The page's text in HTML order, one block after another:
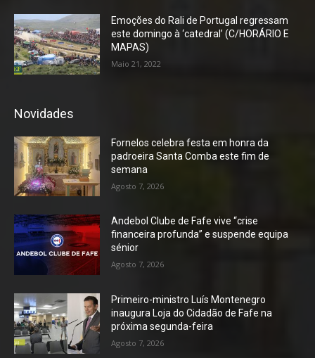
Emoções do Rali de Portugal regressam
este domingo à ‘catedral’ (C/HORÁRIO E
MAPAS)
Maio 21, 2022
Novidades
Fornelos celebra festa em honra da
padroeira Santa Comba este fim de
semana
Agosto 7, 2026
Andebol Clube de Fafe vive “crise
financeira profunda” e suspende equipa
sénior
Agosto 7, 2026
Primeiro-ministro Luís Montenegro
inaugura Loja do Cidadão de Fafe na
próxima segunda-feira
Agosto 7, 2026